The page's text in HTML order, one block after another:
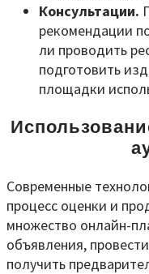
Консультации.
рекомендации
ли проводить
подготовить
площадки
Современные
процесс оценки и
множество онлайн-
объявления,
получить